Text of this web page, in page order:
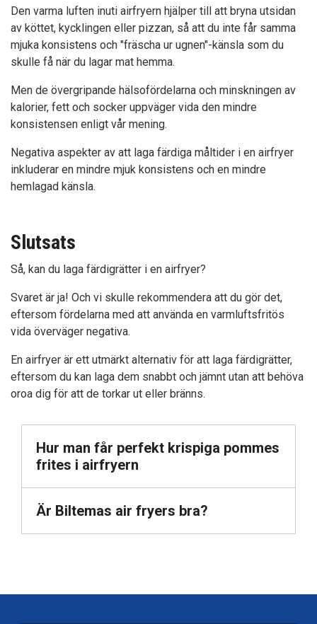
Den varma luften inuti airfryern hjälper till att bryna utsidan
av köttet, kycklingen eller pizzan, så att du inte får samma
mjuka konsistens och "fräscha ur ugnen"-känsla som du
skulle få när du lagar mat hemma.
Men de övergripande hälsofördelarna och minskningen av
kalorier, fett och socker uppväger vida den mindre
konsistensen enligt vår mening.
Negativa aspekter av att laga färdiga måltider i en airfryer
inkluderar en mindre mjuk konsistens och en mindre
hemlagad känsla.
Slutsats
Så, kan du laga färdigrätter i en airfryer?
Svaret är ja! Och vi skulle rekommendera att du gör det,
eftersom fördelarna med att använda en varmluftsfritös
vida överväger negativa.
En airfryer är ett utmärkt alternativ för att laga färdigrätter,
eftersom du kan laga dem snabbt och jämnt utan att behöva
oroa dig för att de torkar ut eller bränns.
Hur man får perfekt krispiga pommes
frites i airfryern
Är Biltemas air fryers bra?